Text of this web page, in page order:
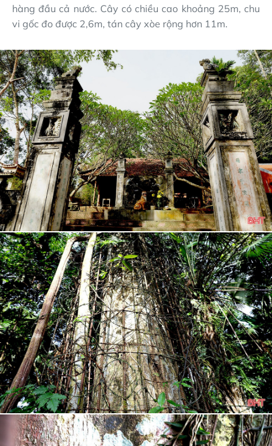
hàng đầu cả nước. Cây có chiều cao khoảng 25m, chu
vi gốc đo được 2,6m, tán cây xòe rộng hơn 11m.